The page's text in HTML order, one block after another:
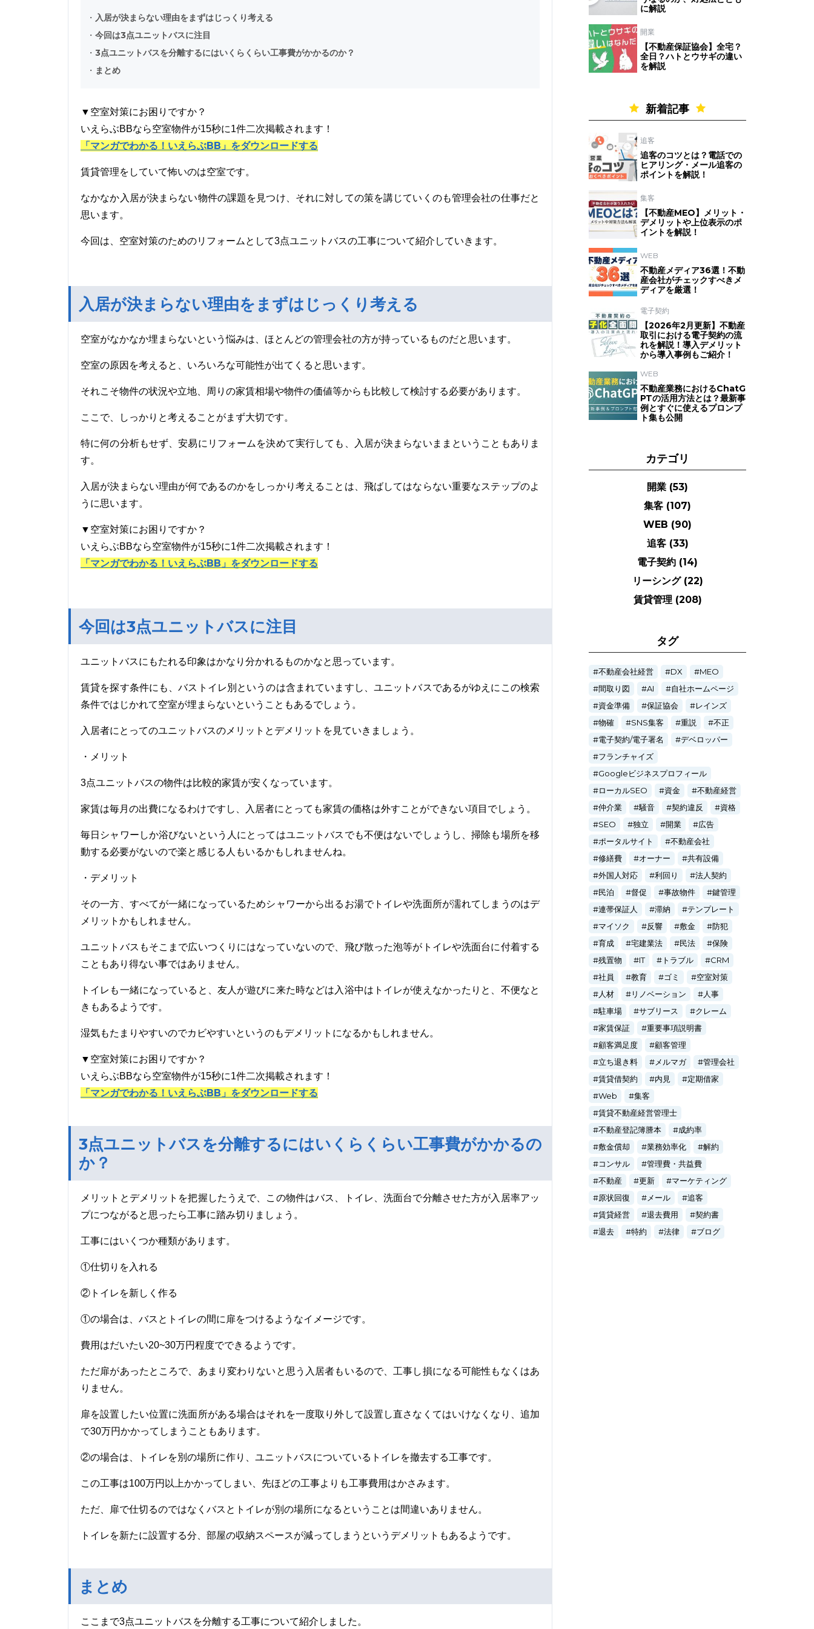
・ 入居が決まらない理由をまずはじっくり考える
・ 今回は3点ユニットバスに注目
・ 3点ユニットバスを分離するにはいくらくらい工事費がかかるのか？
・ まとめ
▼空室対策にお困りですか？
いえらぶBBなら空室物件が15秒に1件二次掲載されます！
「マンガでわかる！いえらぶBB」をダウンロードする
賃貸管理をしていて怖いのは空室です。
なかなか入居が決まらない物件の課題を見つけ、それに対しての策を講じていくのも管理会社の仕事だと
思います。
今回は、空室対策のためのリフォームとして3点ユニットバスの工事について紹介していきます。
入居が決まらない理由をまずはじっくり考える
空室がなかなか埋まらないという悩みは、ほとんどの管理会社の方が持っているものだと思います。
空室の原因を考えると、いろいろな可能性が出てくると思います。
それこそ物件の状況や立地、周りの家賃相場や物件の価値等からも比較して検討する必要があります。
ここで、しっかりと考えることがまず大切です。
特に何の分析もせず、安易にリフォームを決めて実行しても、入居が決まらないままということもありま
す。
入居が決まらない理由が何であるのかをしっかり考えることは、飛ばしてはならない重要なステップのよ
うに思います。
▼空室対策にお困りですか？
いえらぶBBなら空室物件が15秒に1件二次掲載されます！
「マンガでわかる！いえらぶBB」をダウンロードする
今回は3点ユニットバスに注目
ユニットバスにもたれる印象はかなり分かれるものかなと思っています。
賃貸を探す条件にも、バストイレ別というのは含まれていますし、ユニットバスであるがゆえにこの検索
条件ではじかれて空室が埋まらないということもあるでしょう。
入居者にとってのユニットバスのメリットとデメリットを見ていきましょう。
・メリット
3点ユニットバスの物件は比較的家賃が安くなっています。
家賃は毎月の出費になるわけですし、入居者にとっても家賃の価格は外すことができない項目でしょう。
毎日シャワーしか浴びないという人にとってはユニットバスでも不便はないでしょうし、掃除も場所を移
動する必要がないので楽と感じる人もいるかもしれませんね。
・デメリット
その一方、すべてが一緒になっているためシャワーから出るお湯でトイレや洗面所が濡れてしまうのはデ
メリットかもしれません。
ユニットバスもそこまで広いつくりにはなっていないので、飛び散った泡等がトイレや洗面台に付着する
こともあり得ない事ではありません。
トイレも一緒になっていると、友人が遊びに来た時などは入浴中はトイレが使えなかったりと、不便なと
きもあるようです。
湿気もたまりやすいのでカビやすいというのもデメリットになるかもしれません。
▼空室対策にお困りですか？
いえらぶBBなら空室物件が15秒に1件二次掲載されます！
「マンガでわかる！いえらぶBB」をダウンロードする
3点ユニットバスを分離するにはいくらくらい工事費がかかるの
か？
メリットとデメリットを把握したうえで、この物件はバス、トイレ、洗面台で分離させた方が入居率アッ
プにつながると思ったら工事に踏み切りましょう。
工事にはいくつか種類があります。
①仕切りを入れる
②トイレを新しく作る
①の場合は、バスとトイレの間に扉をつけるようなイメージです。
費用はだいたい20~30万円程度でできるようです。
ただ扉があったところで、あまり変わりないと思う入居者もいるので、工事し損になる可能性もなくはあ
りません。
扉を設置したい位置に洗面所がある場合はそれを一度取り外して設置し直さなくてはいけなくなり、追加
で30万円かかってしまうこともあります。
②の場合は、トイレを別の場所に作り、ユニットバスについているトイレを撤去する工事です。
この工事は100万円以上かかってしまい、先ほどの工事よりも工事費用はかさみます。
ただ、扉で仕切るのではなくバスとトイレが別の場所になるということは間違いありません。
トイレを新たに設置する分、部屋の収納スペースが減ってしまうというデメリットもあるようです。
まとめ
ここまで3点ユニットバスを分離する工事について紹介しました。
に解説
開業
【不動産保証協会】全宅？
全日？ハトとウサギの違い
を解説
新着記事
追客
追客のコツとは？電話での
ヒアリング・メール追客の
ポイントを解説！
集客
【不動産MEO】メリット・
デメリットや上位表示のポ
イントを解説！
WEB
不動産メディア36選！不動
産会社がチェックすべきメ
ディアを厳選！
電子契約
【2026年2月更新】不動産
取引における電子契約の流
れを解説！導入デメリット
から導入事例もご紹介！
WEB
不動産業務におけるChatG
PTの活用方法とは？最新事
例とすぐに使えるプロンプ
ト集も公開
カテゴリ
開業 (53)
集客 (107)
WEB (90)
追客 (33)
電子契約 (14)
リーシング (22)
賃貸管理 (208)
タグ
不動産会社経営 DX
MEO
間取り図
AI
自社ホームページ
資金準備
保証協会
レインズ
物確
SNS集客 重説
不正
電子契約/電子署名
デベロッパー
フランチャイズ
Googleビジネスプロフィール
ローカルSEO
資金
不動産経営
仲介業
騒音 契約違反
資格
SEO
独立 開業
広告
ポータルサイト
不動産会社
修繕費
オーナー
共有設備
外国人対応
利回り
法人契約
民泊
督促 事故物件
鍵管理
連帯保証人
滞納
テンプレート
マイソク
反響 敷金
防犯
育成
宅建業法 民法
保険
残置物
IT トラブル
CRM
社員
教育 ゴミ
空室対策
人材
リノベーション
人事
駐車場
サブリース
クレーム
家賃保証
重要事項説明書
顧客満足度
顧客管理
立ち退き料
メルマガ
管理会社
賃貸借契約
内見
定期借家
Web
集客
賃貸不動産経営管理士
不動産登記簿謄本
成約率
敷金償却
業務効率化
解約
コンサル
管理費・共益費
不動産
更新
マーケティング
原状回復
メール
追客
賃貸経営
退去費用
契約書
退去
特約 法律 ブログ